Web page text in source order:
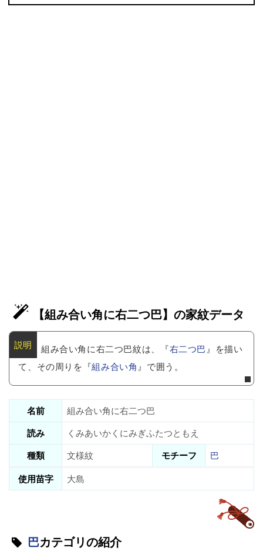
【組み合い角に右二つ巴】の家紋データ
組み合い角に右二つ巴紋は、『右二つ巴』を描い
て、その周りを『組み合い角』で囲う。
名前
組み合い角に右二つ巴
読み
くみあいかくにみぎふたつともえ
種類
文様紋 モチーフ
巴
使用苗字
大島
巴カテゴリの紹介